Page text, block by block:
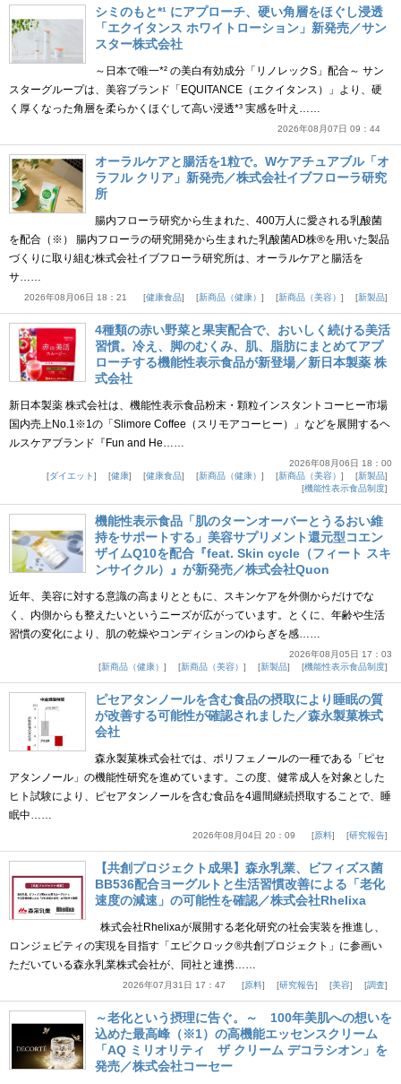
シミのもと*¹ にアプローチ、硬い角層をほぐし浸透
「エクイタンス ホワイトローション」新発売／サン
スター株式会社
～日本で唯一*² の美白有効成分「リノレックS」配合～ サン
スターグループは、美容ブランド「EQUITANCE（エクイタンス）」より、硬
く厚くなった角層を柔らかくほぐして高い浸透*³ 実感を叶え……
2026年08月07日 09：44
オーラルケアと腸活を1粒で。Wケアチュアブル「オ
ラフル クリア」新発売／株式会社イブフローラ研究
所
腸内フローラ研究から生まれた、400万人に愛される乳酸菌
を配合（※） 腸内フローラの研究開発から生まれた乳酸菌AD株®を用いた製品
づくりに取り組む株式会社イブフローラ研究所は、オーラルケアと腸活を
サ……
2026年08月06日 18：21 健康食品 新商品（健康） 新商品（美容） 新製品
4種類の赤い野菜と果実配合で、おいしく続ける美活
習慣。冷え、脚のむくみ、肌、脂肪にまとめてアプ
ローチする機能性表示食品が新登場／新日本製薬 株
式会社
新日本製薬 株式会社は、機能性表示食品粉末・顆粒インスタントコーヒー市場
国内売上No.1※1の「Slimore Coffee（スリモアコーヒー）」などを展開するヘ
ルスケアブランド『Fun and He……
2026年08月06日 18：00
ダイエット
健康 健康食品 新商品（健康） 新商品（美容）
新製品
機能性表示食品制度
機能性表示食品「肌のターンオーバーとうるおい維
持をサポートする」美容サプリメント還元型コエン
ザイムQ10を配合『feat. Skin cycle（フィート スキ
ンサイクル）』が新発売／株式会社Quon
近年、美容に対する意識の高まりとともに、スキンケアを外側からだけでな
く、内側からも整えたいというニーズが広がっています。とくに、年齢や生活
習慣の変化により、肌の乾燥やコンディションのゆらぎを感……
2026年08月05日 17：03
新商品（健康）
新商品（美容） 新製品 機能性表示食品制度
ピセアタンノールを含む食品の摂取により睡眠の質
が改善する可能性が確認されました／森永製菓株式
会社
森永製菓株式会社では、ポリフェノールの一種である「ピセ
アタンノール」の機能性研究を進めています。この度、健常成人を対象とした
ヒト試験により、ピセアタンノールを含む食品を4週間継続摂取することで、睡
眠中……
2026年08月04日 20：09 原料 研究報告
【共創プロジェクト成果】森永乳業、ビフィズス菌
BB536配合ヨーグルトと生活習慣改善による「老化
速度の減速」の可能性を確認／株式会社Rhelixa
株式会社Rhelixaが展開する老化研究の社会実装を推進し、
ロンジェビティの実現を目指す「エピクロック®共創プロジェクト」に参画い
ただいている森永乳業株式会社が、同社と連携……
2026年07月31日 17：47 原料 研究報告 美容 調査
～老化という摂理に告ぐ。～ 100年美肌への想いを
込めた最高峰（※1）の高機能エッセンスクリーム
「AQ ミリオリティ ザ クリーム デコラシオン」を
発売／株式会社コーセー